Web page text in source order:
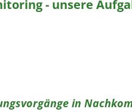
- unsere
in